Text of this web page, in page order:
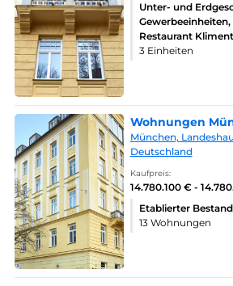
Unter- und
Restaurant
3 Einheiten
Wohnungen
München,
Deutschland
Kaufpreis:
14.780.100 € -
Etablierter
13 Wohnungen